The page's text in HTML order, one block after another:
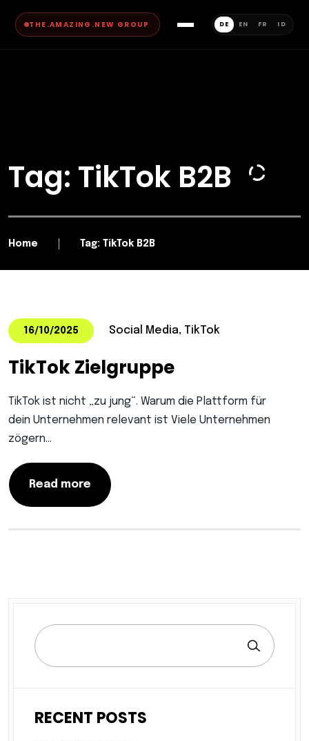
THE.AMAZING.NEW GROUP DE EN FR ID
Tag: TikTok B2B
Home Tag: TikTok B2B
16/10/2025 Social Media, TikTok
TikTok Zielgruppe
TikTok ist nicht „zu jung“. Warum die Plattform für
dein Unternehmen relevant ist Viele Unternehmen
zögern…
Read more
RECENT POSTS